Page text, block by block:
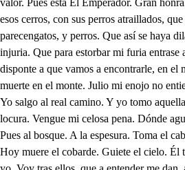
ngue mi celosa pena. Dónde aguardo? El puesto ordena. Pues al bosque. A la espesura. Toma el caballo. Hoy venció mi enojo. Hoy muere el cobarde. Guiete el cielo. Él te guarde, para que te mate yo. Voy tras ellos, que a entender me dan, aunque lo han callado que aquí el disgusto han sembrado, y allá le van a coger. Ya el jabalí cruza el monte Ataja hacia la maleza, que según el viento pisa, mas que animal es comesa. Desde la región de un risco todo el boscaje penetra el bruto rayo, que espuma éxhala en vez de centellas: pero ya él lebrel manchado, que antes gemia en lacuerda, mas que los otros le sigue, calzado el pie de prestezas, ceñido el cuello de puas, armado el labio de presas; ya parece que acosado busca sagrado en las peñas: y así porque le atajemos, prevenid todos las flechas, y al encuentro le salgamos: y el que pudiere le advierta a Adriano cuando llengue, que me siga por la senda del bosque. Aunque yo lo escucho el aguardar aquí es fuerza a mi contrario, pues ya atadas dejo las riendas del caballo en aquel tronco, mas ya presuroso llega Placido, y para buscarme ligeramente se apea. Pues nos encubre Adriano aquesta verde trinchera de esmeralda, que abrió el Mayo, por fortificar la selva: de la lengua la arrogancia remite a la diligencia de la espada. Eso deseo. Entre aquestas árboledas se emboscan. Esto es, que vienen siguiéndonos ya. Pues entra tú por ese laberinto, que ha enredado la maleza del monte, que yo te sigo en sabiendo que se alejan. Menos estorbo hallaremos así. Luego doy la vuelta. Para lograr mi venganza es más remota, y secreta aquesta parte del bosque: mas penetrar su aspereza tan intrincada, Adriano no ha de poder, y así es fuerza para salir al camino volver a cobrar la senda, aunque el Sol quiere ponerse: hacia aquel rebazo sueña el estruendo de la caza. A tan espanto a fiera alcanzarla no es posible, que atrás el viento se deja. Ruido siento entre las ramas debe de ser que se acerca mi enemigo, pues el brío, y la espada se prevengan. Mas viendo un ciervo enramado de puntas, me elevo en el vejetativo bajel es de jarcías, coronado del Dios que persigo osado. en su frente la figura veo, y mi discurso apura, que labra en sola una pieza la vasa naturaleza, y la imagen la escultura. Como tiemblan a mi voz las aras de ese, que ignora mi fe? por librarse ahora, su cruz funda en la feroz testa de un bruto veloz: ya aunque al cielo que contemplo me atreva con duro ejemplo, al quererle derribar, como alcancaré el Altar siendo fugitivo el Templo. Luego si halla resistencia en tan adversa fortuna, ya va descubriendo alguna vislumbre de providencia: y quien hace, que en prensencia mía el animal aguarde, borrara con nuevo alarde en mí las señas de infiel, pues pado quitarle a él los resabios de cobarde, Adore este coronado Rey, que mostrando seberos en ojos, en vez de archeros viene de ganchos cercado: sino es que me ha presentado (sabiendo que le persigo) la batalla, y trae consigo de picas ese escuadrón, para que las armas son si se rinde el enemigo? Halla el más viejo anima! de esa especie, en los ganchosos números de sus copiosos años la suma cabal; mas tú por ser inmortal, sin cuenta a tu frente añades el que autor de las edades las cifra en ti todas juntas? y ansi no suman tus puntas lustros, si no eternidades. Mas bruto veloz, porque me dejas tan presto? espera. como es viento tu carrera cuando ya es fuegó mi fe? pero yo atrás te dejé, aunque tu igualas al viento, que puesto que alcancé atento al Dios con que ufano vas, en menos distancia, mas corrió mi conocimiento. Qué haré, que ya con la fría noche el mundo se cegó, y el Sol para mi salió, cuando a otros se muere el día; aguardaré la porfía de Adriano; mas si he visto la nueva luz, que conduisto porque tan remiso estoy? buscando el Bautismo voy para Confesar a Cristo. JORNADA SECUNDA Teodora? Placido, que te cansas en porfiar, mis dioses he de adorar, y entrega al tuyo tu fe, que son pensamientos vanos, que tenga culto debido un Dios que no es conocido entre los Dioses Romanos. Perdona justas licencias, y advierte que los sentidos de la urilidad vencidos estiman las experiencias. Apolo ese Dios luciente, que por nuestro bien camina, siendo su estación divina. salud de la humanajente, da en cada rayo un tesoro en nuestra común fatiga, el rojo campo lo diga, sazonando espigas de oro: y para el comercio humano en divtintos Horizontes, vuelve el alma de los montes rubio metal grano agrano. Baco en pan; panes opimos, si de su poder teríes, da colecha de rubies de sus dorados racimos. Flora, porque más te admire, hace en suaves olores monumentos de las flores adonde el Fénix espire: y si en su muerte olorosa las aromas escogiera, por calámbucos pidiera los capillos delarosa. Si efectos tan claros ves, y el Dios que tu pecho abona da espinas en la Corona, y da clavos en los pies, y esto lo advierte el sentido de ese Dios que has confesado, que aunque fuera imaginado me diera horror lo creído; como tu engaño desea que nos perdamos los dos, si los bienes de ese Dios no hay sentido que los crea? Si me tuvieras amor como Dios manda, perfecto, tuvieras mejor concepto de lo que te esta mejor. Aunque te estimo Teodora, por tu agradable hermosura, otra belleza más pura es la que mi pecho adora. Tu alma imagen de Dios adoro, mi amor advierte, porque viva de esta suerte amor eterno en los dos Ese Dios lucero ardiente que ve Regiones distintas, hace el mismo bien que pintas a los de ley diferente. Si le ultraja, si le adora el bárbaro más feroz, verás que en curso veloz le alegra, y sus campos dora. Pues si es repetida luz, sin premiar, ni